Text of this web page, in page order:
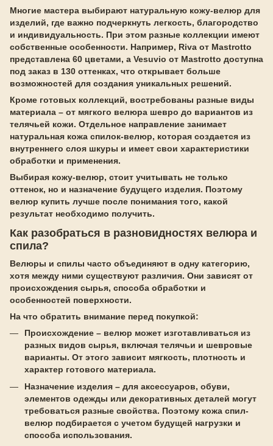
Многие мастера выбирают натуральную кожу-велюр для
изделий, где важно подчеркнуть легкость, благородство
и индивидуальность. При этом разные коллекции имеют
собственные особенности. Например, Riva от Mastrotto
представлена 60 цветами, а Vesuvio от Mastrotto доступна
под заказ в 130 оттенках, что открывает больше
возможностей для создания уникальных решений.
Кроме готовых коллекций, востребованы разные виды
материала – от мягкого велюра шевро до вариантов из
телячьей кожи. Отдельное направление занимает
натуральная кожа спилок-велюр, которая создается из
внутреннего слоя шкуры и имеет свои характеристики
обработки и применения.
Выбирая кожу-велюр, стоит учитывать не только
оттенок, но и назначение будущего изделия. Поэтому
велюр купить лучше после понимания того, какой
результат необходимо получить.
Как разобраться в разновидностях велюра и
спила?
Велюры и спилы часто объединяют в одну категорию,
хотя между ними существуют различия. Они зависят от
происхождения сырья, способа обработки и
особенностей поверхности.
На что обратить внимание перед покупкой:
Происхождение – велюр может изготавливаться из
разных видов сырья, включая телячьи и шевровые
варианты. От этого зависит мягкость, плотность и
характер готового материала.
Назначение изделия – для аксессуаров, обуви,
элементов одежды или декоративных деталей могут
требоваться разные свойства. Поэтому кожа спил-
велюр подбирается с учетом будущей нагрузки и
способа использования.